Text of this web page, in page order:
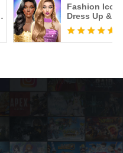
Fashion Icon:
Dress Up &